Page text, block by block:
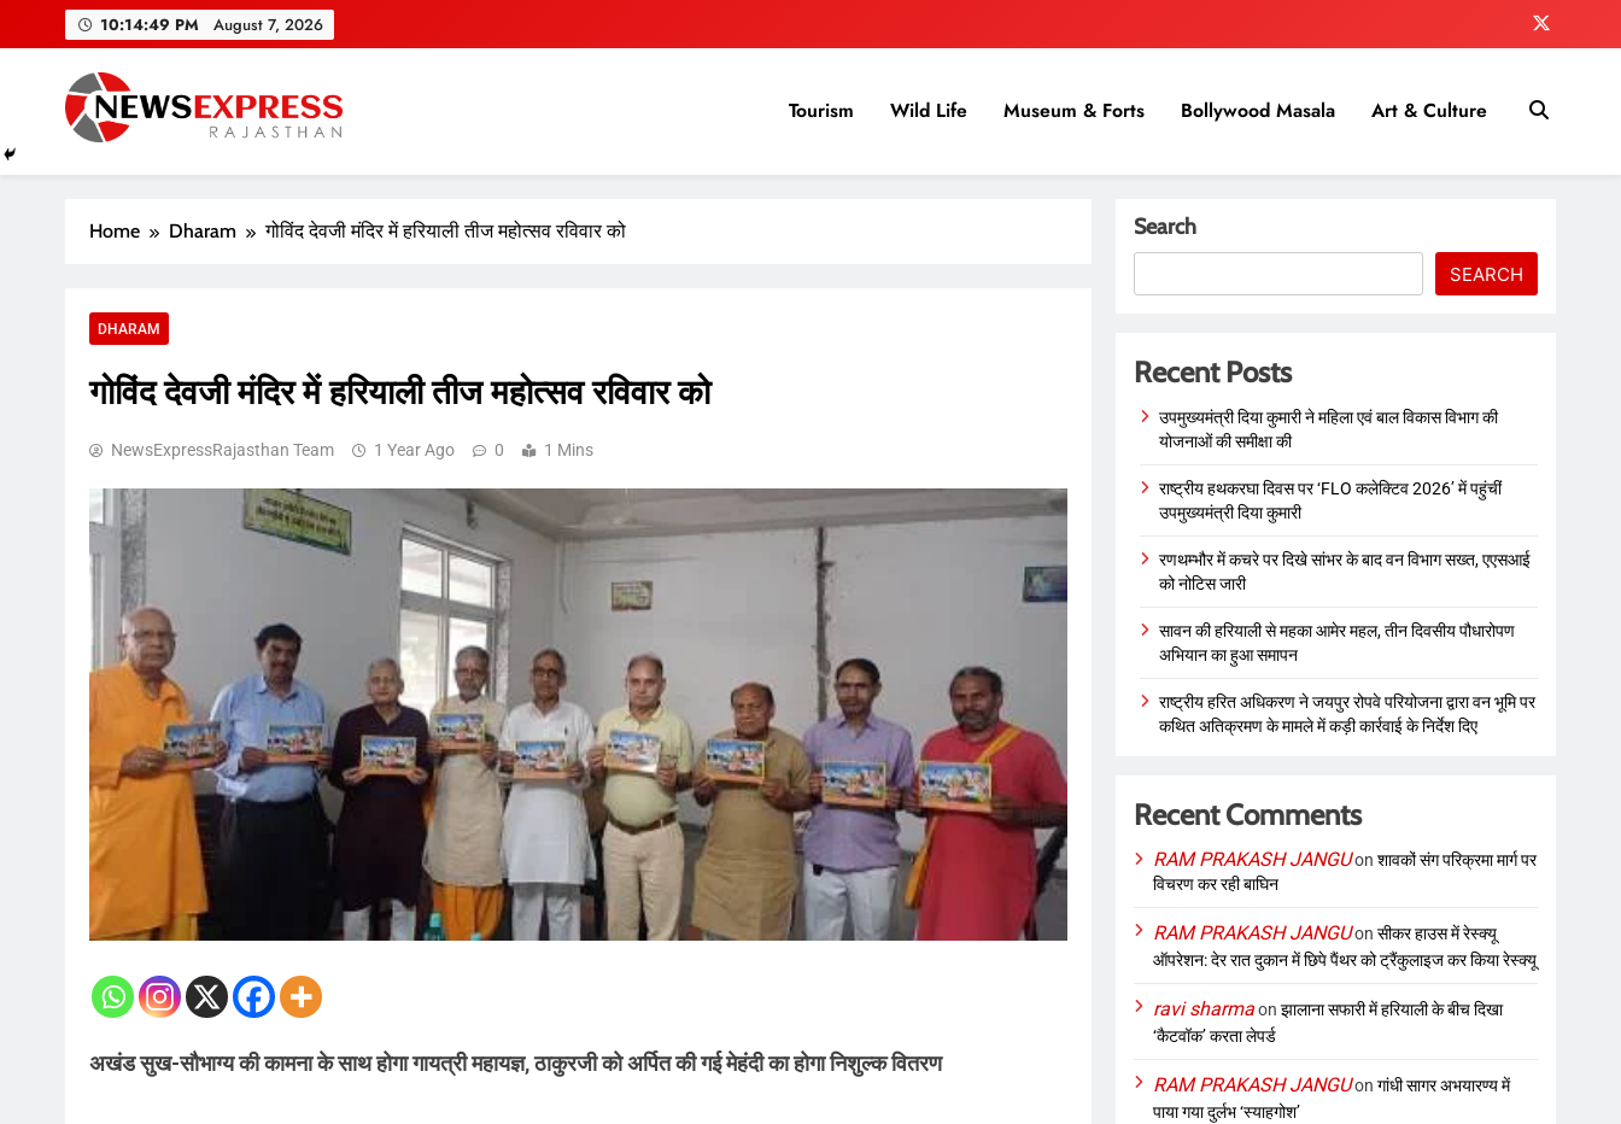
10:14:50 PM August 7, 2026
Tourism Wild Life Museum & Forts Bollywood Masala Art & Culture
Home Dharam गोविंद देवजी मंदिर में हरियाली तीज महोत्सव रविवार को
DHARAM
गोविंद देवजी मंदिर में हरियाली तीज महोत्सव रविवार को
NewsExpressRajasthan Team 1 Year Ago 0 1 Mins
अखंड सुख-सौभाग्य की कामना के साथ होगा गायत्री महायज्ञ, ठाकुरजी को अर्पित की गई मेहंदी का होगा निशुल्क वितरण
Search
SEARCH
Recent Posts
उपमुख्यमंत्री दिया कुमारी ने महिला एवं बाल विकास विभाग की
योजनाओं की समीक्षा की
राष्ट्रीय हथकरघा दिवस पर ‘FLO कलेक्टिव 2026’ में पहुंचीं
उपमुख्यमंत्री दिया कुमारी
रणथम्भौर में कचरे पर दिखे सांभर के बाद वन विभाग सख्त, एएसआई
को नोटिस जारी
सावन की हरियाली से महका आमेर महल, तीन दिवसीय पौधारोपण
अभियान का हुआ समापन
राष्ट्रीय हरित अधिकरण ने जयपुर रोपवे परियोजना द्वारा वन भूमि पर
कथित अतिक्रमण के मामले में कड़ी कार्रवाई के निर्देश दिए
Recent Comments
RAM PRAKASH JANGUonशावकों संग परिक्रमा मार्ग पर
विचरण कर रही बाघिन
RAM PRAKASH JANGUonसीकर हाउस में रेस्क्यू
ऑपरेशन: देर रात दुकान में छिपे पैंथर को ट्रैंकुलाइज कर किया रेस्क्यू
ravi sharmaonझालाना सफारी में हरियाली के बीच दिखा
‘कैटवॉक’ करता लेपर्ड
RAM PRAKASH JANGUonगांधी सागर अभयारण्य में
पाया गया दुर्लभ ‘स्याहगोश’